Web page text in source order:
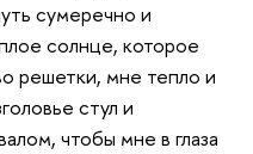
сумеречно и
солнце, которое
решетки, мне тепло и
стул и
чтобы мне в глаза